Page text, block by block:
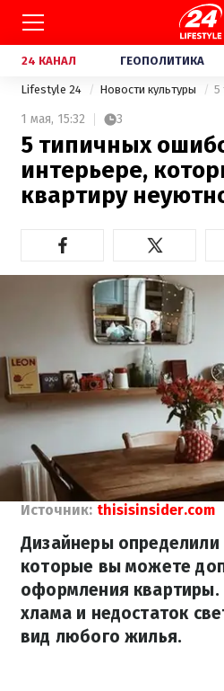
24 КАНАЛ ГЕОПОЛИТИКА
Lifestyle 24 Новости культуры
1 мая, 15:32 3
5 типичных
интерьере,
квартиру
Источник: thisisinsider.com
Дизайнеры
которые вы можете
оформления квартиры.
хлама и недостаток
вид любого жилья.